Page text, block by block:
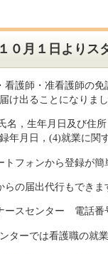
０月１日よりス
看護師・准看護師の
け出ることになりまし
名，生年月日及び住
年月日，(4)就業に関
トフォンから登録が
の届出代行もできま
ースセンター 電話番
ターでは看護職の就